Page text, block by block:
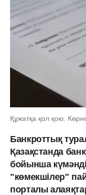
Құжатқа қол қою.
Банкроттық
Қазақстанда
бойынша
"көмекшілер"
порталы